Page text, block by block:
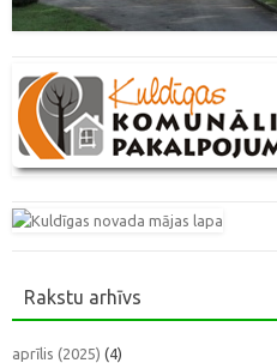
Rakstu arhīvs
aprīlis (2025) (4)